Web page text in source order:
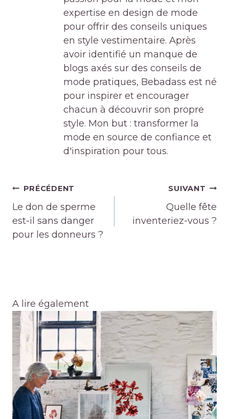
expertise en design de mode
pour offrir des conseils uniques
en style vestimentaire. Après
avoir identifié un manque de
blogs axés sur des conseils de
mode pratiques, Bebadass est né
pour inspirer et encourager
chacun à découvrir son propre
style. Mon but : transformer la
mode en source de confiance et
d'inspiration pour tous.
Navigation
de
l’article
PRÉCÉDENT
Le don de sperme
est-il sans danger
pour les donneurs ?
SUIVANT
Quelle fête
inventeriez-vous ?
A lire également